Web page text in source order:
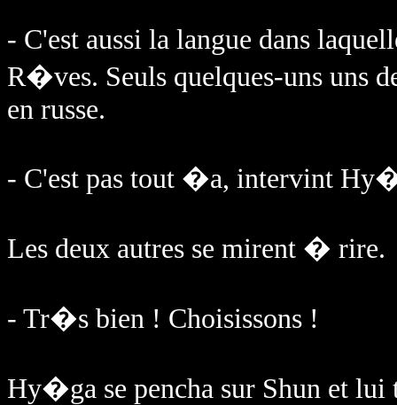
- C'est aussi la langue dans
R�ves. Seuls quelques-uns uns
en russe.
- C'est pas tout �a, intervint
Les deux autres se mirent � rire.
- Tr�s bien ! Choisissons !
Hy�ga se pencha sur Shun et lui